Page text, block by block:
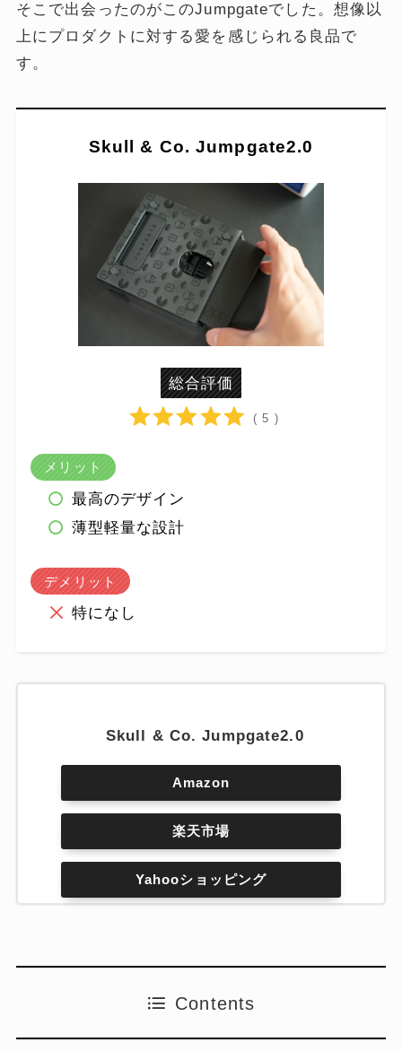
そこで出会ったのがこのJumpgateでした。想像以
上にプロダクトに対する愛を感じられる良品で
す。
Skull & Co. Jumpgate2.0
総合評価
( 5 )
メリット
最高のデザイン
薄型軽量な設計
デメリット
特になし
Skull & Co. Jumpgate2.0
Amazon
楽天市場
Yahooショッピング
Contents